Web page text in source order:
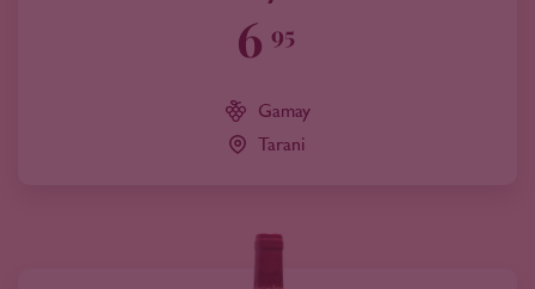
6 95
Gamay
Tarani